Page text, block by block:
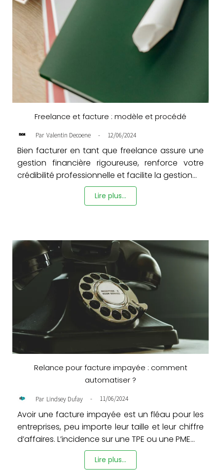
Freelance et facture : modèle et procédé
Par Valentin Decoene - 12/06/2024
Bien facturer en tant que freelance assure une
gestion financière rigoureuse, renforce votre
crédibilité professionnelle et facilite la gestion...
Lire plus...
Relance pour facture impayée : comment
automatiser ?
Par Lindsey Dufay - 11/06/2024
Avoir une facture impayée est un fléau pour les
entreprises, peu importe leur taille et leur chiffre
d’affaires. L’incidence sur une TPE ou une PME...
Lire plus...